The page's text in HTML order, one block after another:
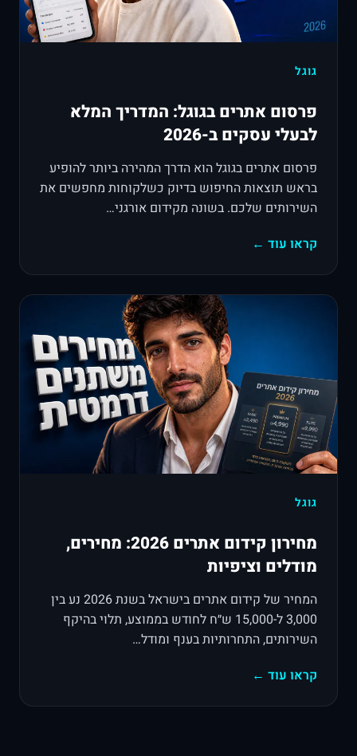
גוגל
פרסום אתרים בגוגל: המדריך המלא
לבעלי עסקים ב-2026
פרסום אתרים בגוגל הוא הדרך המהירה ביותר להופיע
בראש תוצאות החיפוש בדיוק כשלקוחות מחפשים את
השירותים שלכם. בשונה מקידום אורגני…
קראו עוד ←
גוגל
מחירון קידום אתרים 2026: מחירים,
מודלים וציפיות
המחיר של קידום אתרים בישראל בשנת 2026 נע בין
3,000 ל-15,000 ש״ח לחודש בממוצע, תלוי בהיקף
השירותים, התחרותיות בענף ומודל…
קראו עוד ←